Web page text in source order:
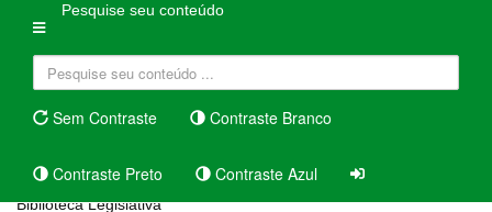
Pesquise seu conteúdo
Sem Contraste Contraste Branco
Contraste Preto Contraste Azul
Biblioteca Legislativa